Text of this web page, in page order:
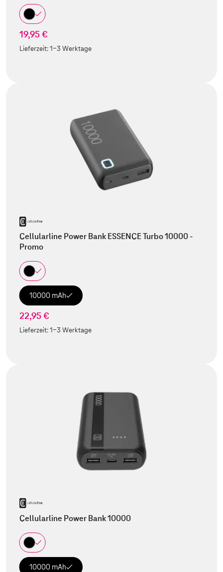
19,95 €
Lieferzeit:1-3 Werktage
Cellularline Power Bank ESSENCE Turbo 10000 -
Promo
10000 mAh
22,95 €
Lieferzeit:1-3 Werktage
Cellularline Power Bank 10000
10000 mAh